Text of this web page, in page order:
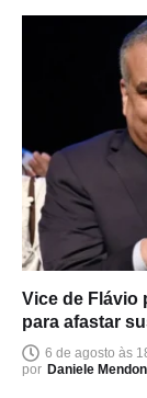
Vice de Flávio
para afastar
6 de agosto às
por Daniele